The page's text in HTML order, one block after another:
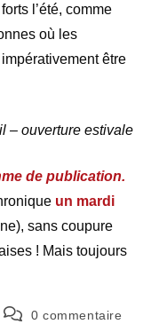
l’été, comme
où les
être
– ouverture estivale
de publication.
un mardi
sans coupure
! Mais toujours
0 commentaire